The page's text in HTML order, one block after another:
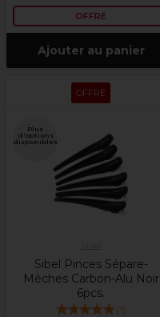
OFFRE
Ajouter au panier
OFFRE
Plus
d'options
disponibles
Sibel Pinces Sépare-
Mèches Carbon-Alu Noir
6pcs.
(1)